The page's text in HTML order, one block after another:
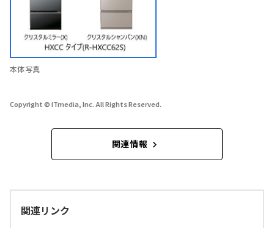
本体写真
Copyright © ITmedia, Inc. All Rights Reserved.
関連情報
関連リンク